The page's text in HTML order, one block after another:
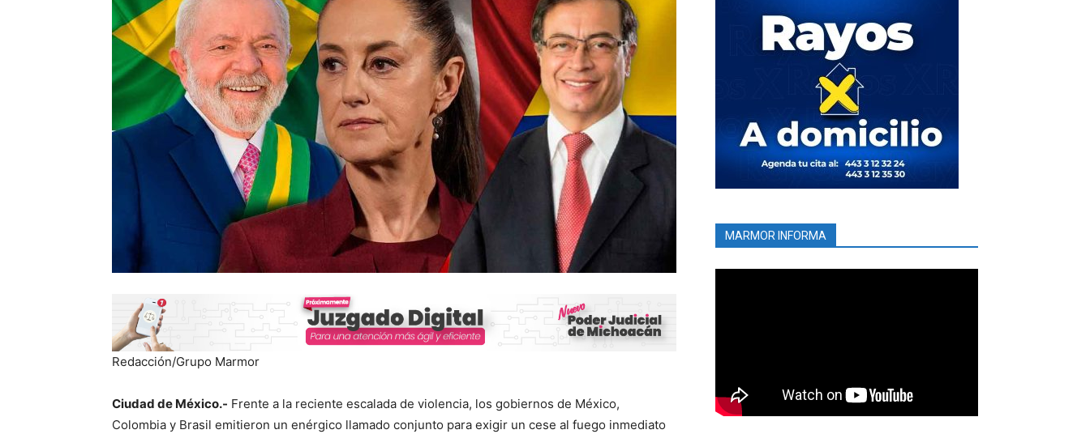
Redacción/Grupo Marmor
Ciudad de México.- Frente a la reciente escalada de violencia, los gobiernos de México,
Colombia y Brasil emitieron un enérgico llamado conjunto para exigir un cese al fuego inmediato
MARMOR INFORMA